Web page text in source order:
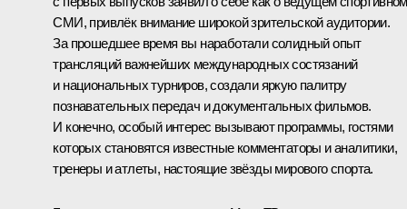
СМИ, привлёк внимание широкой зрительской аудитории.
За прошедшее время вы наработали солидный опыт
трансляций важнейших международных состязаний
и национальных турниров, создали яркую палитру
познавательных передач и документальных фильмов.
И конечно, особый интерес вызывают программы, гостями
которых становятся известные комментаторы и аналитики,
тренеры и атлеты, настоящие звёзды мирового спорта.